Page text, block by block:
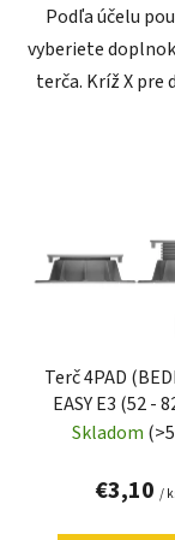
Podľa účelu
vyberiete
terča. Kríž X pre
Terč 4PAD
EASY E3 (52 -
Skladom
€3,10 /